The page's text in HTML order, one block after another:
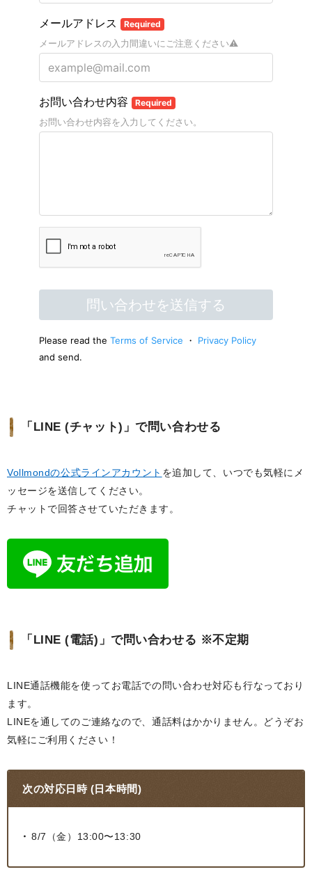
「LINE (チャット)」で問い合わせる
Vollmondの公式ラインアカウント を追加して、いつでも気軽にメ
ッセージを送信してください。
チャットで回答させていただきます。
「LINE (電話)」で問い合わせる ※不定期
LINE通話機能を使ってお電話での問い合わせ対応も行なっており
ます。
LINEを通してのご連絡なので、通話料はかかりません。どうぞお
気軽にご利用ください！
次の対応日時 (日本時間)
8/7（金）13:00〜13:30